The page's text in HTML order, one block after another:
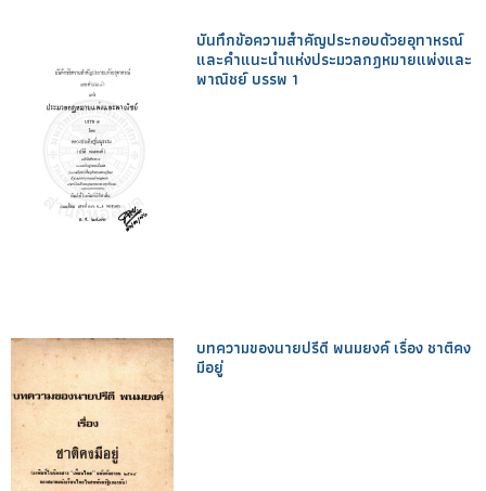
บันทึกข้อความสำคัญประกอบด้วยอุทาหรณ์
และคำแนะนำแห่งประมวลกฎหมายแพ่งและ
พาณิชย์ บรรพ 1
บทความของนายปรีดี พนมยงค์ เรื่อง ชาติคง
มีอยู่